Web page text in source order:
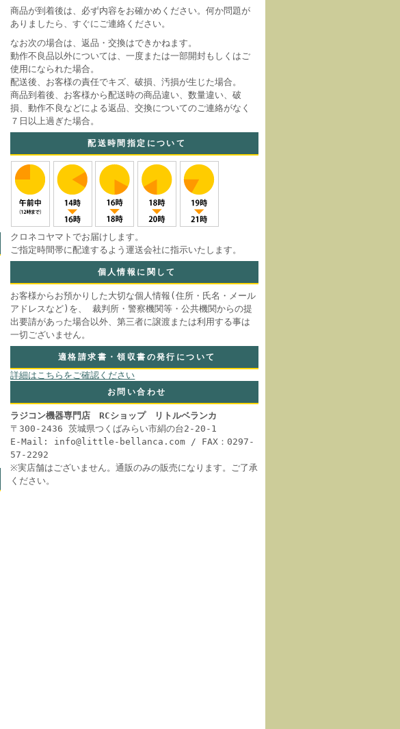
商品が到着後は、必ず内容をお確かめください。何か問題が
ありましたら、すぐにご連絡ください。
なお次の場合は、返品・交換はできかねます。
動作不良品以外については、一度または一部開封もしくはご
使用になられた場合。
配送後、お客様の責任でキズ、破損、汚損が生じた場合。
商品到着後、お客様から配送時の商品違い、数量違い、破
損、動作不良などによる返品、交換についてのご連絡がなく
７日以上過ぎた場合。
配送時間指定について
クロネコヤマトでお届けします。
ご指定時間帯に配達するよう運送会社に指示いたします。
個人情報に関して
お客様からお預かりした大切な個人情報(住所・氏名・メール
アドレスなど)を、 裁判所・警察機関等・公共機関からの提
出要請があった場合以外、第三者に譲渡または利用する事は
一切ございません。
適格請求書・領収書の発行について
詳細はこちらをご確認ください
お問い合わせ
ラジコン機器専門店 RCショップ リトルベランカ
〒300-2436 茨城県つくばみらい市絹の台2-20-1
E-Mail: info@little-bellanca.com / FAX：0297-
57-2292
※実店舗はございません。通販のみの販売になります。ご了承
ください。